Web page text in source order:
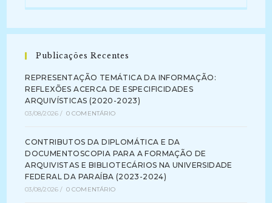
Publicações Recentes
REPRESENTAÇÃO TEMÁTICA DA INFORMAÇÃO:
REFLEXÕES ACERCA DE ESPECIFICIDADES
ARQUIVÍSTICAS (2020-2023)
03/08/2026 / 0 COMENTÁRIO
CONTRIBUTOS DA DIPLOMÁTICA E DA
DOCUMENTOSCOPIA PARA A FORMAÇÃO DE
ARQUIVISTAS E BIBLIOTECÁRIOS NA UNIVERSIDADE
FEDERAL DA PARAÍBA (2023-2024)
03/08/2026 / 0 COMENTÁRIO